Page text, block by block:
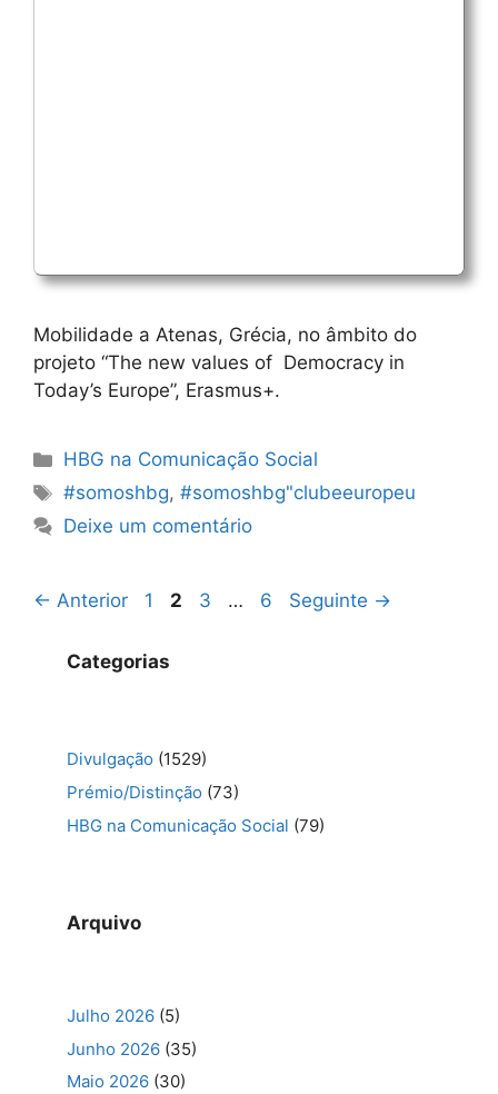
Mobilidade a Atenas, Grécia, no âmbito do
projeto “The new values of Democracy in
Today’s Europe”, Erasmus+.
Categorias
HBG na Comunicação Social
Etiquetas
#somoshbg,#somoshbg"clubeeuropeu
Deixe um comentário
Navegação
artigos
← Anterior Página
1 Página
2 Página
3 … Página
6 Seguinte →
Categorias
Divulgação (1529)
Prémio/Distinção (73)
HBG na Comunicação Social (79)
Arquivo
Julho 2026 (5)
Junho 2026 (35)
Maio 2026 (30)